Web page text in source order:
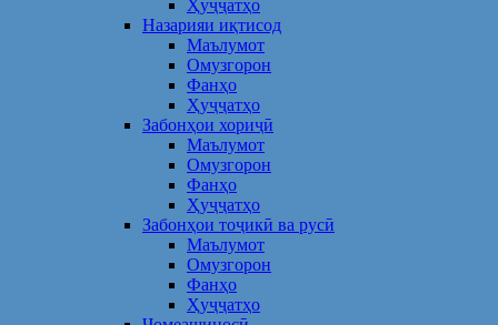
Ҳуҷҷатҳо
Назарияи иқтисод
Маълумот
Омузгорон
Фанҳо
Ҳуҷҷатҳо
Забонҳои хориҷӣ
Маълумот
Омузгорон
Фанҳо
Ҳуҷҷатҳо
Забонҳои тоҷикӣ ва русӣ
Маълумот
Омузгорон
Фанҳо
Ҳуҷҷатҳо